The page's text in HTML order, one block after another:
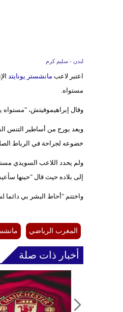
لندن - سليم كرم
اعتبر لاعبمانشستر يونايتد
مستواه.
وقال إبراهيموفيتش،
خضوعه لجراحة في الرباط
ولم يحدد اللاعب السويدي
إلى بلاده حيث قال "حينها
واختتم "أحاط البشر بي
المغرب الرياضي
أخبار ذات صلة